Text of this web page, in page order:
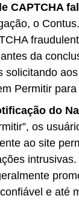
CAPTCHA
o
da
solicitando
Permitir para
do
os
ao site
e até